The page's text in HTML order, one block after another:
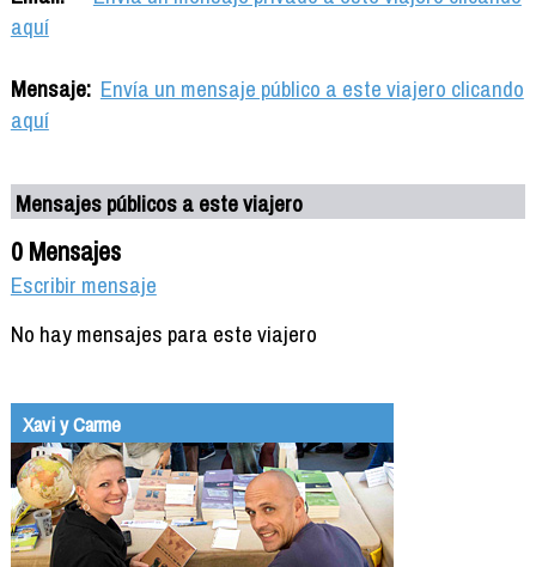
aquí
Mensaje: Envía un mensaje público a este viajero clicando
aquí
Mensajes públicos a este viajero
0 Mensajes
Escribir mensaje
No hay mensajes para este viajero
Xavi y Carme